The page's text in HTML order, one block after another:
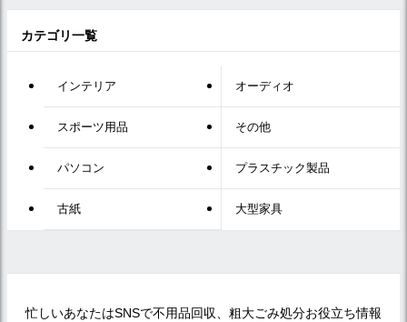
カテゴリ一覧
インテリア オーディオ
スポーツ用品 その他
パソコン プラスチック製品
古紙 大型家具
忙しいあなたはSNSで不用品回収、粗大ごみ処分お役立ち情報